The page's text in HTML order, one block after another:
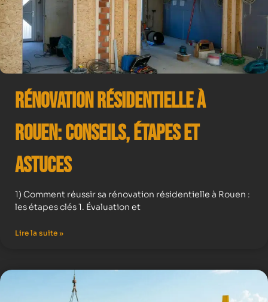
Rénovation résidentielle à
Rouen: Conseils, Étapes et
Astuces
1) Comment réussir sa rénovation résidentielle à Rouen :
les étapes clés 1. Évaluation et
Lire la suite »